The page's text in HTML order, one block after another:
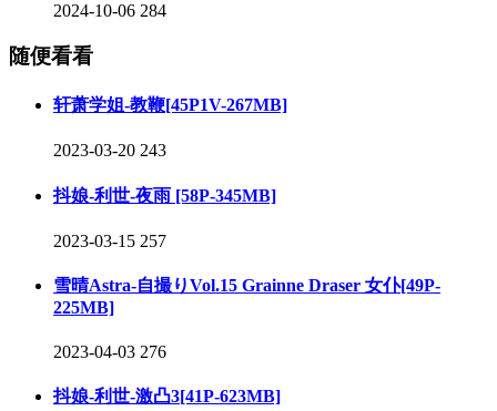
2024-10-06 284
随便看看
轩萧学姐-教鞭[45P1V-267MB]
2023-03-20 243
抖娘-利世-夜雨 [58P-345MB]
2023-03-15 257
雪晴Astra-自撮りVol.15 Grainne Draser 女仆[49P-
225MB]
2023-04-03 276
抖娘-利世-激凸3[41P-623MB]